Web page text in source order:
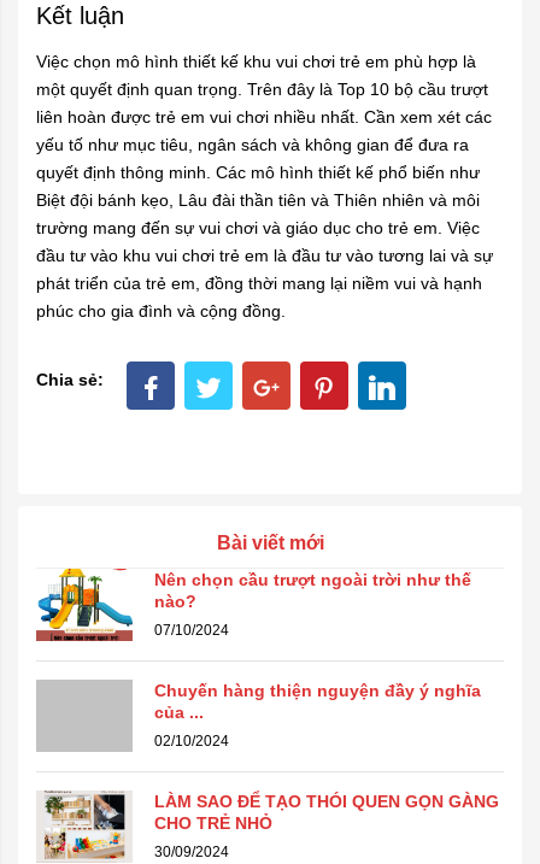
Kết luận
Việc chọn mô hình thiết kế khu vui chơi trẻ em phù hợp là
một quyết định quan trọng. Trên đây là Top 10 bộ cầu trượt
liên hoàn được trẻ em vui chơi nhiều nhất. Cần xem xét các
yếu tố như mục tiêu, ngân sách và không gian để đưa ra
quyết định thông minh. Các mô hình thiết kế phổ biến như
Biệt đội bánh kẹo, Lâu đài thần tiên và Thiên nhiên và môi
trường mang đến sự vui chơi và giáo dục cho trẻ em. Việc
đầu tư vào khu vui chơi trẻ em là đầu tư vào tương lai và sự
phát triển của trẻ em, đồng thời mang lại niềm vui và hạnh
phúc cho gia đình và cộng đồng.
Chia sẻ:
Bài viết mới
Nên chọn cầu trượt ngoài trời như thế
nào?
07/10/2024
Chuyến hàng thiện nguyện đầy ý nghĩa
của ...
02/10/2024
LÀM SAO ĐỂ TẠO THÓI QUEN GỌN GÀNG
CHO TRẺ NHỎ
30/09/2024